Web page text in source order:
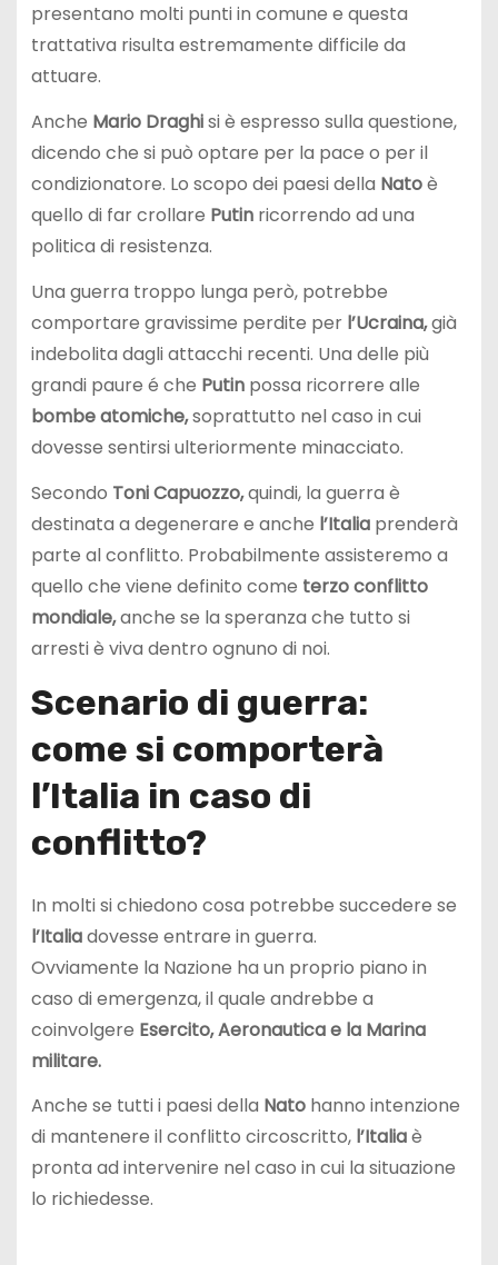
presentano molti punti in comune e questa
trattativa risulta estremamente difficile da
attuare.
Anche Mario Draghisi è espresso sulla questione,
dicendo che si può optare per la pace o per il
condizionatore. Lo scopo dei paesi della Natoè
quello di far crollare Putinricorrendo ad una
politica di resistenza.
Una guerra troppo lunga però, potrebbe
comportare gravissime perdite per l’Ucraina,già
indebolita dagli attacchi recenti. Una delle più
grandi paure é che Putinpossa ricorrere alle
bombe atomiche,soprattutto nel caso in cui
dovesse sentirsi ulteriormente minacciato.
Secondo Toni Capuozzo,quindi, la guerra è
destinata a degenerare e anche l’Italiaprenderà
parte al conflitto. Probabilmente assisteremo a
quello che viene definito come terzo conflitto
mondiale,anche se la speranza che tutto si
arresti è viva dentro ognuno di noi.
Scenario di guerra:
come si comporterà
l’Italia in caso di
conflitto?
In molti si chiedono cosa potrebbe succedere se
l’Italiadovesse entrare in guerra.
Ovviamente la Nazione ha un proprio piano in
caso di emergenza, il quale andrebbe a
coinvolgere Esercito, Aeronautica e la Marina
militare.
Anche se tutti i paesi della Natohanno intenzione
di mantenere il conflitto circoscritto, l’Italiaè
pronta ad intervenire nel caso in cui la situazione
lo richiedesse.